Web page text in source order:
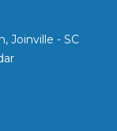
Joinville - SC